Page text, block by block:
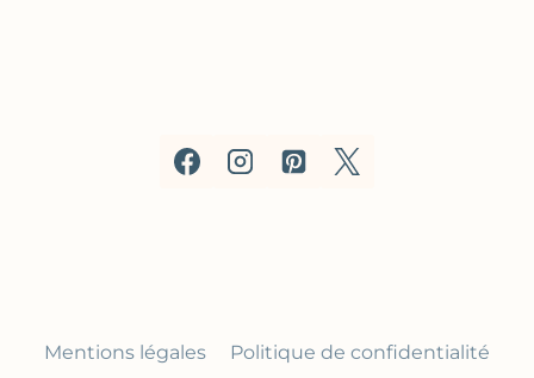
Mentions légales Politique de confidentialité